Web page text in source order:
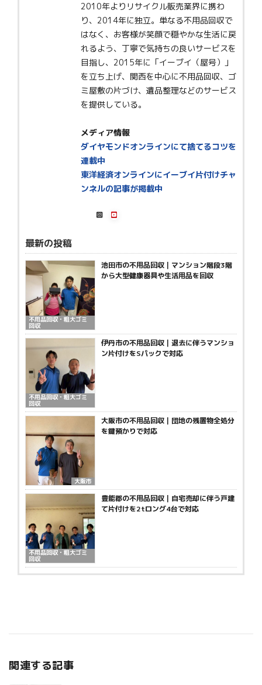
2010年よりリサイクル販売業界に携わ
り、2014年に独立。単なる不用品回収で
はなく、お客様が笑顔で穏やかな生活に戻
れるよう、丁寧で気持ちの良いサービスを
目指し、2015年に「イーブイ（屋号）」
を立ち上げ、関西を中心に不用品回収、ゴ
ミ屋敷の片づけ、遺品整理などのサービス
を提供している。
メディア情報
ダイヤモンドオンラインにて捨てるコツを
連載中
東洋経済オンラインにイーブイ片付けチャ
ンネルの記事が掲載中
最新の投稿
不用品回収・粗大ゴミ
回収
池田市の不用品回収｜マンション階段3階
から大型健康器具や生活用品を回収
不用品回収・粗大ゴミ
回収
伊丹市の不用品回収｜退去に伴うマンショ
ン片付けをSパックで対応
大阪市
大阪市の不用品回収｜団地の残置物全処分
を鍵預かりで対応
不用品回収・粗大ゴミ
回収
豊能郡の不用品回収｜自宅売却に伴う戸建
て片付けを2tロング4台で対応
関連する記事